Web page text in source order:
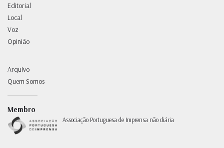
Editorial
Local
Voz
Opinião
Arquivo
Quem Somos
Membro
Associação Portuguesa de Imprensa não diária